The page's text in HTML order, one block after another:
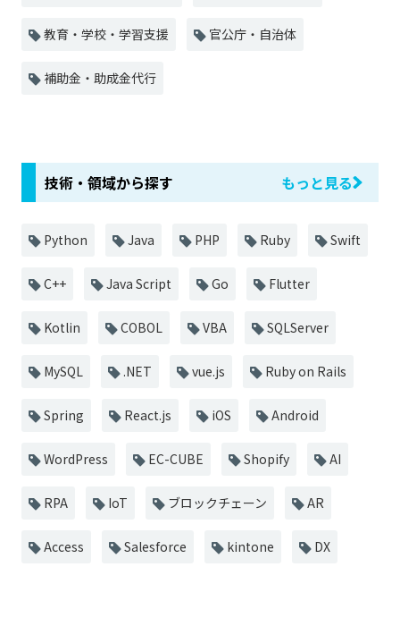
教育・学校・学習支援 官公庁・自治体
補助金・助成金代行
技術・領域から探す もっと見る
Python Java PHP Ruby Swift
C++ Java Script Go Flutter
Kotlin COBOL VBA SQLServer
MySQL .NET vue.js Ruby on Rails
Spring React.js iOS Android
WordPress EC-CUBE Shopify AI
RPA IoT ブロックチェーン AR
Access Salesforce kintone DX